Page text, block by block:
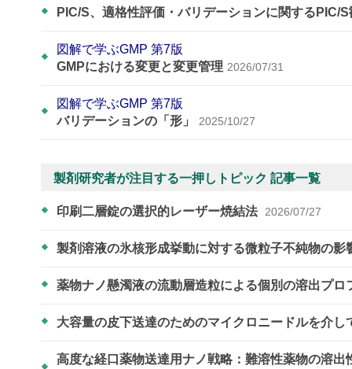
PIC/S、適格性評価・バリデーションに関するPIC/
図解で学ぶGMP 第7版
GMPにおける変更と変更管理 2026/07/31
図解で学ぶGMP 第7版
バリデーションの「形」
2025/10/27
製剤研究者が注目する一押しトピック 記事一覧
印刷二層錠の選択的レーザー焼結法 2026/07/27
製剤溶液の氷核形成挙動に対する微粒子不純物の影
薬物ナノ懸濁液の流動層造粒による個別の溶出プ
大容量の皮下送達のためのマイクロニードルを介
高度な経口薬物送達用ナノ戦略：難溶性薬物の溶